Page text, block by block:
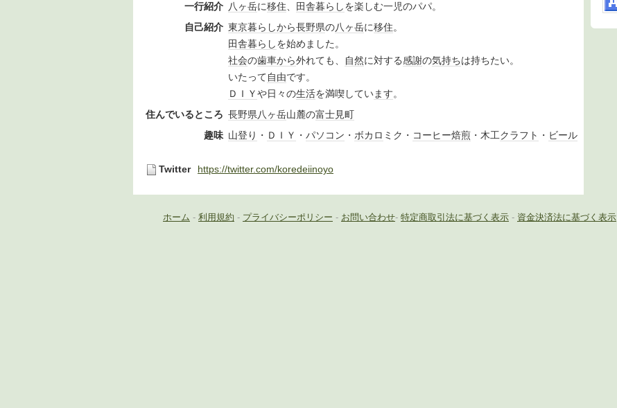
一行紹介 八ヶ岳に移住、 田舎暮らしを楽しむ一児のパパ。
自己紹介 東京暮らしから長野県の八ヶ岳に移住。
田舎暮らしを始めました。
社会の歯車から外れても、 自然に対する感謝の気持ちは持ちたい。
いたって自由です。
ＤＩＹや日々の生活を満喫しています。
住んでいるところ 長野県八ヶ岳山麓の富士見町
趣味 山登り ・ ＤＩＹ ・ パソコン ・ ボカロ ミク・ コーヒー焙煎 ・木工クラフト ・ ビール
Twitter https://twitter.com/koredeiinoyo
ホーム - 利用規約 - プライバシーポリシー - お問い合わせ- 特定商取引法に基づく表示 - 資金決済法に基づく表示